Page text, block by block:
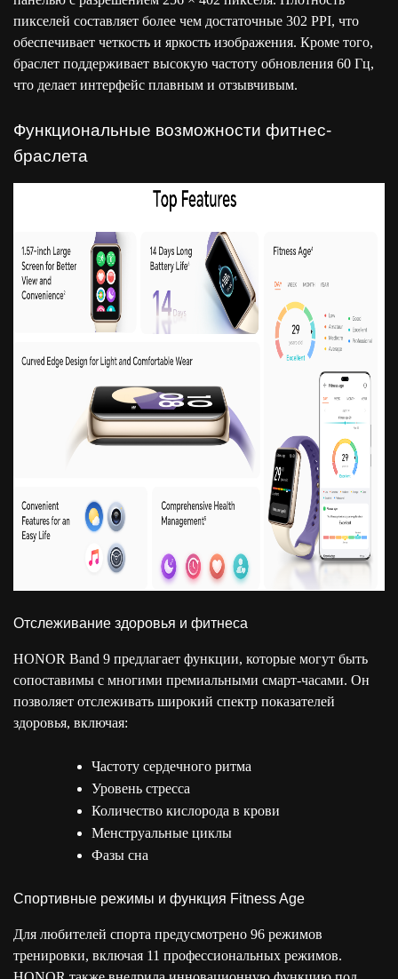
пикселей составляет более чем достаточные 302 PPI, что
обеспечивает четкость и яркость изображения. Кроме того,
браслет поддерживает высокую частоту обновления 60 Гц,
что делает интерфейс плавным и отзывчивым.
Функциональные возможности фитнес-
браслета
Отслеживание здоровья и фитнеса
HONOR Band 9 предлагает функции, которые могут быть
сопоставимы с многими премиальными смарт-часами. Он
позволяет отслеживать широкий спектр показателей
здоровья, включая:
Частоту сердечного ритма
Уровень стресса
Количество кислорода в крови
Менструальные циклы
Фазы сна
Спортивные режимы и функция Fitness Age
Для любителей спорта предусмотрено 96 режимов
тренировки, включая 11 профессиональных режимов.